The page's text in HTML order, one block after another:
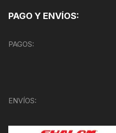
PAGO Y ENVÍOS:
PAGOS:
ENVÍOS: